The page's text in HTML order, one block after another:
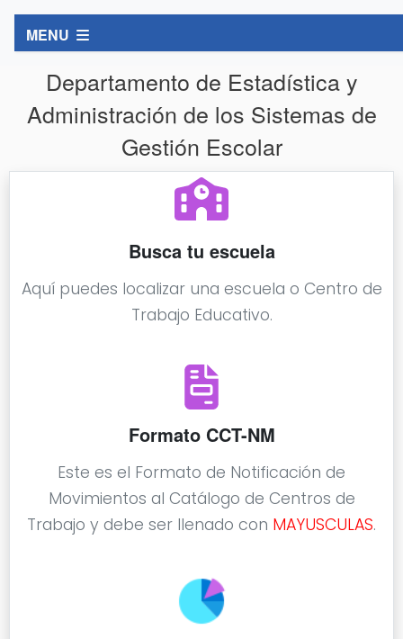
MENU
Departamento de Estadística y
Administración de los Sistemas de
Gestión Escolar
Busca tu escuela
Aquí puedes localizar una escuela o Centro de
Trabajo Educativo.
Formato CCT-NM
Este es el Formato de Notificación de
Movimientos al Catálogo de Centros de
Trabajo y debe ser llenado con MAYUSCULAS.